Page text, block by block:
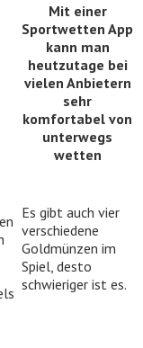
Mit einer
Sportwetten App
kann man
heutzutage bei
vielen Anbietern
sehr
komfortabel von
unterwegs
wetten
Es gibt auch vier
verschiedene
Goldmünzen im
Spiel, desto
schwieriger ist es.